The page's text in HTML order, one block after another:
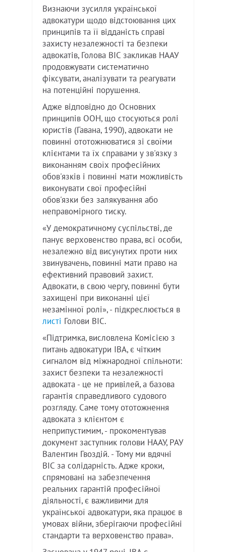
Визнаючи зусилля української
адвокатури щодо відстоювання цих
принципів та її відданість справі
захисту незалежності та безпеки
адвокатів, Голова BIC закликав НААУ
продовжувати систематично
фіксувати, аналізувати та реагувати
на потенційні порушення.
Адже відповідно до Основних
принципів ООН, що стосуються ролі
юристів (Гавана, 1990), адвокати не
повинні ототожнюватися зі своїми
клієнтами та їх справами у зв'язку з
виконанням своїх професійних
обов'язків і повинні мати можливість
виконувати свої професійні
обов'язки без залякування або
неправомірного тиску.
«У демократичному суспільстві, де
панує верховенство права, всі особи,
незалежно від висунутих проти них
звинувачень, повинні мати право на
ефективний правовий захист.
Адвокати, в свою чергу, повинні бути
захищені при виконанні цієї
незамінної ролі», - підкреслюється в
листі Голови BIC.
«Підтримка, висловлена Комісією з
питань адвокатури IBA, є чітким
сигналом від міжнародної спільноти:
захист безпеки та незалежності
адвоката - це не привілей, а базова
гарантія справедливого судового
розгляду. Саме тому ототожнення
адвоката з клієнтом є
неприпустимим, - прокоментував
документ заступник голови НААУ, РАУ
Валентин Гвоздій. - Тому ми вдячні
BIC за солідарність. Адже кроки,
спрямовані на забезпечення
реальних гарантій професійної
діяльності, є важливими для
української адвокатури, яка працює в
умовах війни, зберігаючи професійні
стандарти та верховенство права».